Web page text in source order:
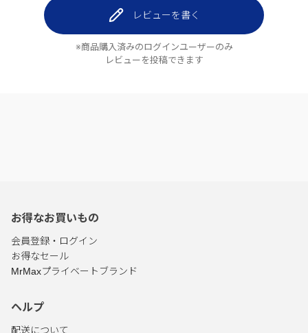
レビューを書く
※商品購入済みのログインユーザーのみ
レビューを投稿できます
お得なお買いもの
会員登録・ログイン
お得なセール
MrMaxプライベートブランド
ヘルプ
配送について